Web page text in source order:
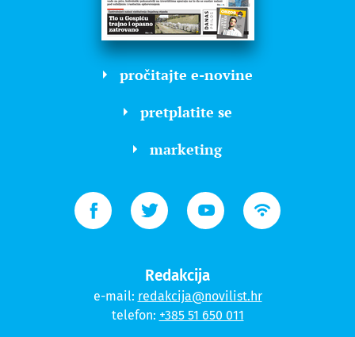
pročitajte e-novine
pretplatite se
marketing
Redakcija
e-mail: redakcija@novilist.hr
telefon: +385 51 650 011